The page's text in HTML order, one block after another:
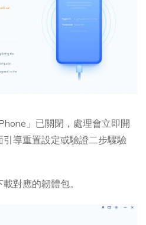
」已關閉，處理會立即開
導重置設定或驗證二步驟驗
對應的韌體包。